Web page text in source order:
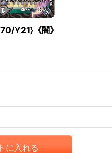
Y21}《闇》
に入れる